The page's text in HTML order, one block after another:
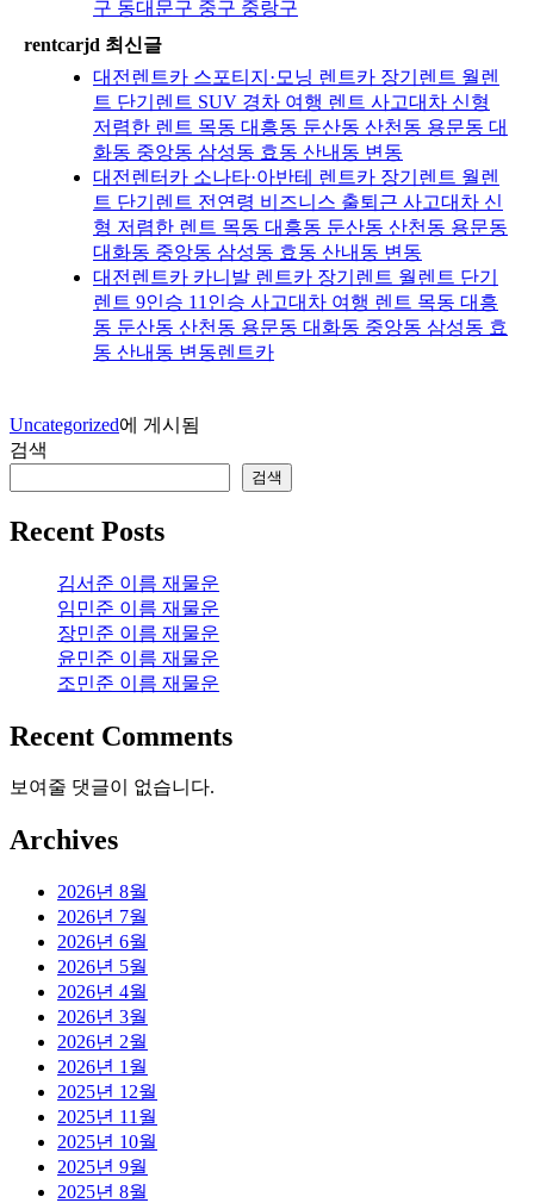
구 동대문구 중구 중랑구
rentcarjd 최신글
대전렌트카 스포티지·모닝 렌트카 장기렌트 월렌
트 단기렌트 SUV 경차 여행 렌트 사고대차 신형
저렴한 렌트 목동 대흥동 둔산동 산천동 용문동 대
화동 중앙동 삼성동 효동 산내동 변동
대전렌터카 소나타·아반테 렌트카 장기렌트 월렌
트 단기렌트 전연령 비즈니스 출퇴근 사고대차 신
형 저렴한 렌트 목동 대흥동 둔산동 산천동 용문동
대화동 중앙동 삼성동 효동 산내동 변동
대전렌트카 카니발 렌트카 장기렌트 월렌트 단기
렌트 9인승 11인승 사고대차 여행 렌트 목동 대흥
동 둔산동 산천동 용문동 대화동 중앙동 삼성동 효
동 산내동 변동렌트카
Uncategorized에 게시됨
검색
검색
Recent Posts
김서준 이름 재물운
임민준 이름 재물운
장민준 이름 재물운
윤민준 이름 재물운
조민준 이름 재물운
Recent Comments
보여줄 댓글이 없습니다.
Archives
2026년 8월
2026년 7월
2026년 6월
2026년 5월
2026년 4월
2026년 3월
2026년 2월
2026년 1월
2025년 12월
2025년 11월
2025년 10월
2025년 9월
2025년 8월